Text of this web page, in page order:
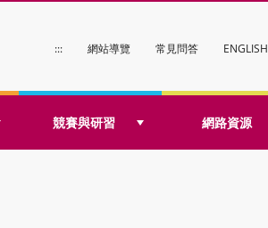
::: 網站導覽 常見問答 ENGLISH
競賽與研習 網路資源